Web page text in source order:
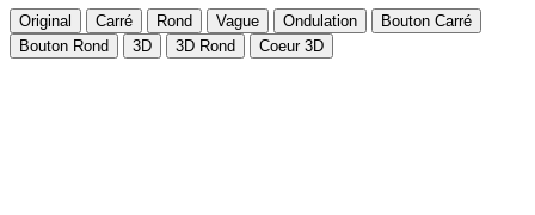
Original Carré Rond Vague Ondulation
Bouton Carré
Bouton Rond
3D 3D Rond Coeur 3D